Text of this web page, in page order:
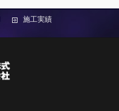
施工実績